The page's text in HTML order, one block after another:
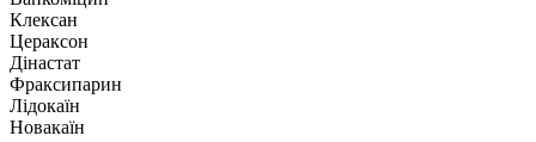
Клексан
Цераксон
Дінастат
Фраксипарин
Лідокаїн
Новакаїн